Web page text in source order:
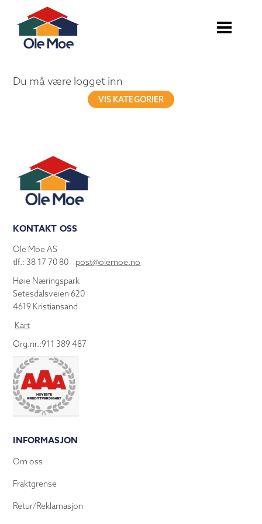
Du må være logget inn
VIS KATEGORIER
KONTAKT OSS
Ole Moe AS
tlf.: 38 17 70 80 post@olemoe.no
Høie Næringspark
Setesdalsveien 620
4619 Kristiansand
Kart
Org.nr.:911 389 487
INFORMASJON
Om oss
Fraktgrense
Retur/Reklamasjon